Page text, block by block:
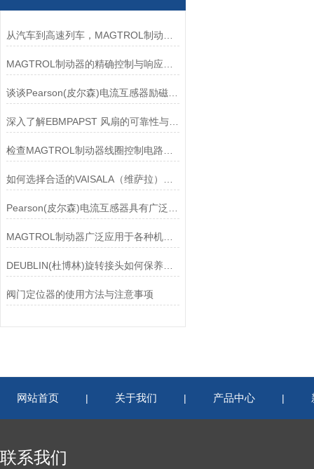
谈谈Pearson(皮尔森)电流互感器励磁特性试验的目的
深入了解EBMPAPST 风扇的可靠性与耐用性
MAGTROL制动器广泛应用于各种机械设备和交通工具中
DEUBLIN(杜博林)旋转接头如何保养？需要注意哪些事项？
阀门定位器的使用方法与注意事项
网站首页 | 关于我们 | 产品中心 |
联系我们